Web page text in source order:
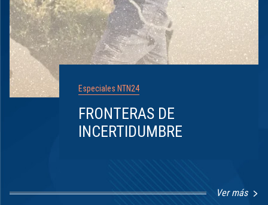
Especiales NTN24
FRONTERAS DE
INCERTIDUMBRE
Ver más